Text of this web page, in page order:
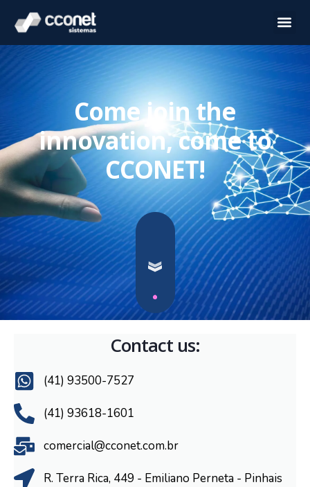
Come join the
innovation, come to
CCONET!
Contact us:
(41) 93500-7527
(41) 93618-1601
comercial@cconet.com.br
R. Terra Rica, 449 - Emiliano Perneta - Pinhais​